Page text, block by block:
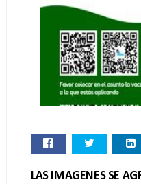
LAS IMAGENES SE